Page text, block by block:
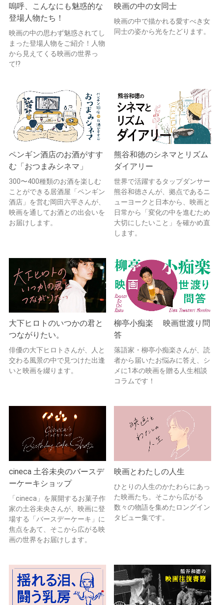
嗚呼、こんなにも魅惑的な
登場人物たち！
映画の中の思わず魅惑されてし
まった登場人物をご紹介！人物
から見えてくる映画の世界っ
て!?
映画の中の女同士
映画の中で描かれる愛すべき女
同士の姿から光をたどります。
ペンギン酒店のお酒がすす
む「おつまみシネマ」
300〜400種類のお酒を楽しむ
ことができる居酒屋「ペンギン
酒店」を営む岡田六平さんが、
映画を通してお酒との出会いを
お届けします。
熊谷和徳のシネマとリズム
ダイアリー
世界で活躍するタップダンサー
熊谷和徳さんが、拠点であるニ
ューヨークと日本から、映画と
日常から「変化の中を進むため
大切にしたいこと」を確かめ直
します。
大下ヒロトのいつかの君と
つながりたい。
俳優の大下ヒロトさんが、人と
交わる風景の中で見つけた出逢
いと映画を綴ります。
柳亭小痴楽 映画世渡り問
答
落語家・柳亭小痴楽さんが、読
者から届いたお悩みに答え、シ
メに1本の映画を贈る人生相談
コラムです！
cineca 土谷未央のバースデ
ーケーキショップ
「cineca」を展開するお菓子作
家の土谷未央さんが、映画に登
場する「バースデーケーキ」に
焦点をあて、そこから広がる映
画の世界をお届けします。
映画とわたしの人生
ひとりの人生のかたわらにあっ
た映画たち。そこから広がる
数々の物語を集めたロングイン
タビュー集です。